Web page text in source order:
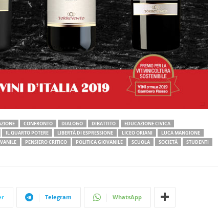
CONFRONTO DIALOGO DIBATTITO
EDUCAZIONE CIVICA
IL QUARTO POTERE LIBERTÀ DI ESPRESSIONE LICEO ORIANI
LUCA MANGIONE
PENSIERO CRITICO POLITICA GIOVANILE SCUOLA SOCIETÀ
STUDENTI
Telegram WhatsApp